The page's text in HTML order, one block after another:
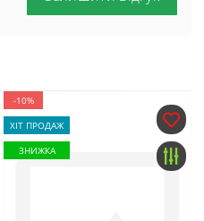
-10%
ХІТ ПРОДАЖ
ЗНИЖКА